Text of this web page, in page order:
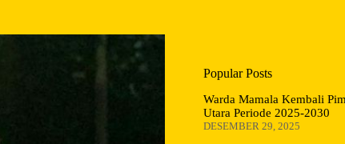
Popular Posts
Warda Mamala Kembali
Utara Periode 2025-2030
DESEMBER 29, 2025